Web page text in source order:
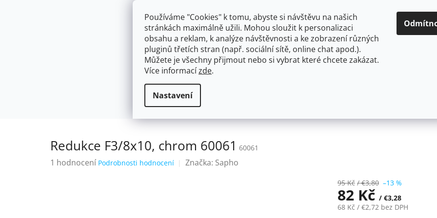
Používáme "Cookies" k tomu, abyste si návštěvu na našich
stránkách maximálně užili. Mohou sloužit k personalizaci
obsahu a reklam, k analýze návštěvnosti a ke zobrazení různých
pluginů třetích stran (např. sociální sítě, online chat apod.).
Můžete je všechny přijmout nebo si vybrat které chcete zakázat.
Více informacízde.
Nastavení
HLEDAT
NÁSTĚNNÉ 150/100MM SE SPRCHOU
Flexibilní připojovací hadice a vlnovce k vodovodním stojánkovým bateriím
Redukce F3/8x10, chrom 60061 60061
Průměrné
1 hodnocení Podrobnosti hodnocení Značka: Sapho
95 Kč / €3,80 –13 %
82 Kč / €3,28
68 Kč / €2,72 bez DPH